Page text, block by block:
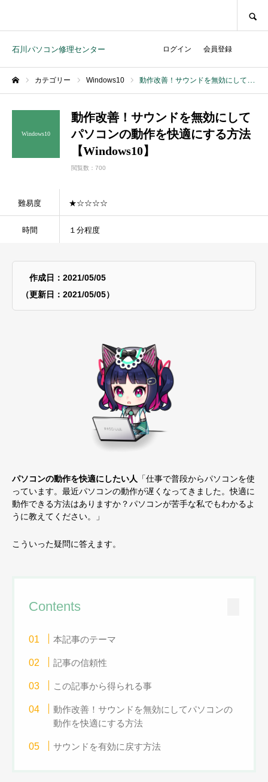
石川パソコン修理センター ログイン 会員登録
カテゴリー Windows10 動作改善！サウンドを無効にしてパソコンの動作を快適にする方法【Windows10】
Windows10
動作改善！サウンドを無効にして
パソコンの動作を快適にする方法
【Windows10】
閲覧数：700
難易度 ★☆☆☆☆
時間 １分程度
作成日：2021/05/05
（更新日：2021/05/05）
パソコンの動作を快適にしたい人 「仕事で普段からパソコンを使
っています。最近パソコンの動作が遅くなってきました。快適に
動作できる方法はありますか？パソコンが苦手な私でもわかるよ
うに教えてください。」
こういった疑問に答えます。
Contents
本記事のテーマ
記事の信頼性
この記事から得られる事
動作改善！サウンドを無効にしてパソコンの
動作を快適にする方法
サウンドを有効に戻す方法